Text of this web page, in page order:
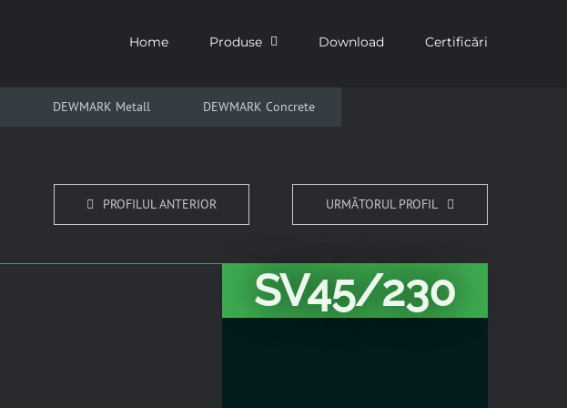
Home Produse Download Certificări
DEWMARK Metall DEWMARK Concrete
PROFILUL ANTERIOR URMĂTORUL PROFIL
SV45/230